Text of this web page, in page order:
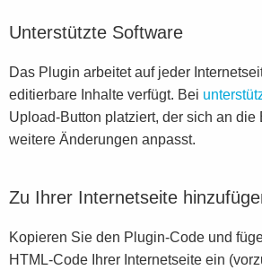
Unterstützte Software
Das Plugin arbeitet auf jeder
editierbare Inhalte verfügt. Bei
Upload-Button platziert, der sich an die
weitere Änderungen anpasst.
Zu Ihrer Internetseite
Kopieren Sie den Plugin-Code und
HTML-Code Ihrer Internetseite ein